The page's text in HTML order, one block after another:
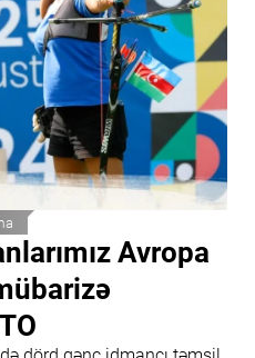
Avropa